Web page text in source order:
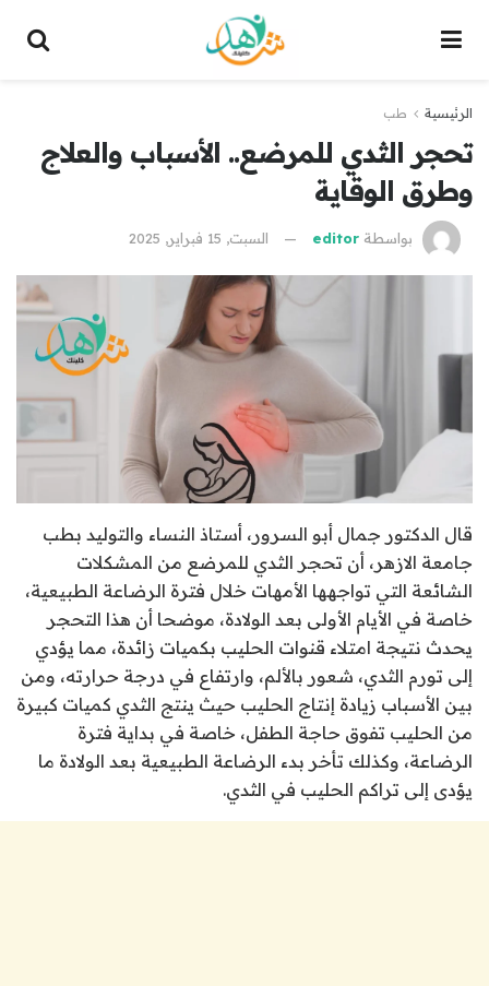
الرئيسية طب
تحجر الثدي للمرضع.. الأسباب والعلاج
وطرق الوقاية
بواسطة editor السبت, 15 فبراير, 2025
قال الدكتور جمال أبو السرور، أستاذ النساء والتوليد بطب
جامعة الازهر، أن تحجر الثدي للمرضع من المشكلات
الشائعة التي تواجهها الأمهات خلال فترة الرضاعة الطبيعية،
خاصة في الأيام الأولى بعد الولادة، موضحا أن هذا التحجر
يحدث نتيجة امتلاء قنوات الحليب بكميات زائدة، مما يؤدي
إلى تورم الثدي، شعور بالألم، وارتفاع في درجة حرارته، ومن
بين الأسباب زيادة إنتاج الحليب حيث ينتج الثدي كميات كبيرة
من الحليب تفوق حاجة الطفل، خاصة في بداية فترة
الرضاعة، وكذلك تأخر بدء الرضاعة الطبيعية بعد الولادة ما
يؤدى إلى تراكم الحليب في الثدي.